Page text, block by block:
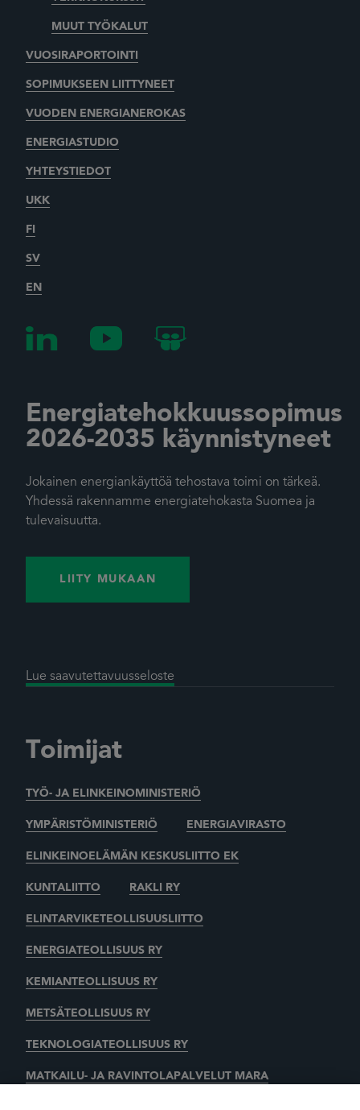
MUUT TYÖKALUT
VUOSIRAPORTOINTI
SOPIMUKSEEN LIITTYNEET
VUODEN ENERGIANEROKAS
ENERGIASTUDIO
YHTEYSTIEDOT
UKK
FI
SV
EN
Energiatehokkuussopimus
2026-2035 käynnistyneet
Jokainen energiankäyttöä tehostava toimi on tärkeä.
Yhdessä rakennamme energiatehokasta Suomea ja
tulevaisuutta.
LIITY MUKAAN
Lue saavutettavuusseloste
Toimijat
TYÖ- JA ELINKEINOMINISTERIÖ
YMPÄRISTÖMINISTERIÖ ENERGIAVIRASTO
ELINKEINOELÄMÄN KESKUSLIITTO EK
KUNTALIITTO RAKLI RY
ELINTARVIKETEOLLISUUSLIITTO
ENERGIATEOLLISUUS RY
KEMIANTEOLLISUUS RY
METSÄTEOLLISUUS RY
TEKNOLOGIATEOLLISUUS RY
MATKAILU- JA RAVINTOLAPALVELUT MARA